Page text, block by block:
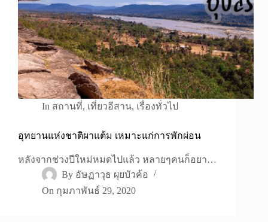
In สถานที่, เที่ยวอีสาน, เรื่องทั่วไป
อุทยานแห่งชาติผาแต้ม เหมาะแก่การพักผ่อน
หลังจากช่วงปีใหม่หมดไปแล้ว หลายๆคนก็อยา…
By อัษฏาวุธ ผุยบัวค้อ
On กุมภาพันธ์ 29, 2020